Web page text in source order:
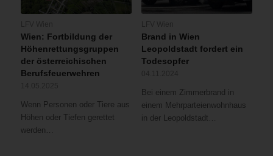
Wien: Fortbildung der
Höhenrettungsgruppen
der österreichischen
Berufsfeuerwehren
Wenn Personen oder Tiere aus
Höhen oder Tiefen gerettet
werden…
Brand in Wien
Leopoldstadt fordert ein
Todesopfer
Bei einem Zimmerbrand in
einem Mehrparteienwohnhaus
in der Leopoldstadt…